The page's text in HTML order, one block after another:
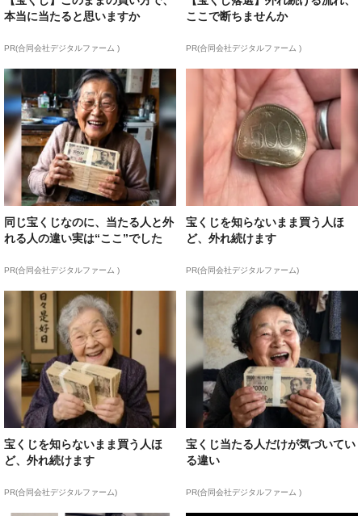
本当に当たると思いますか
PR(合同会社デジタルファーム )
ここで断ちませんか
PR(合同会社デジタルファーム )
同じ宝くじなのに、当たる人と外
れる人の違い実は“ここ”でした
PR(合同会社デジタルファーム )
宝くじを知らないまま買う人ほ
ど、外れ続けます
PR(合同会社デジタルファーム)
宝くじを知らないまま買う人ほ
ど、外れ続けます
PR(合同会社デジタルファーム)
宝くじ当たる人だけが気づいてい
る違い
PR(合同会社デジタルファーム )